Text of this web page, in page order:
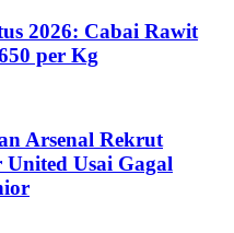
2026: Cabai Rawit
per Kg
Arsenal Rekrut
United Usai Gagal